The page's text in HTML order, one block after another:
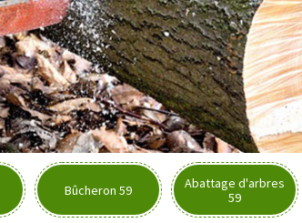
Bûcheron 59
Abattage d'arbres
59